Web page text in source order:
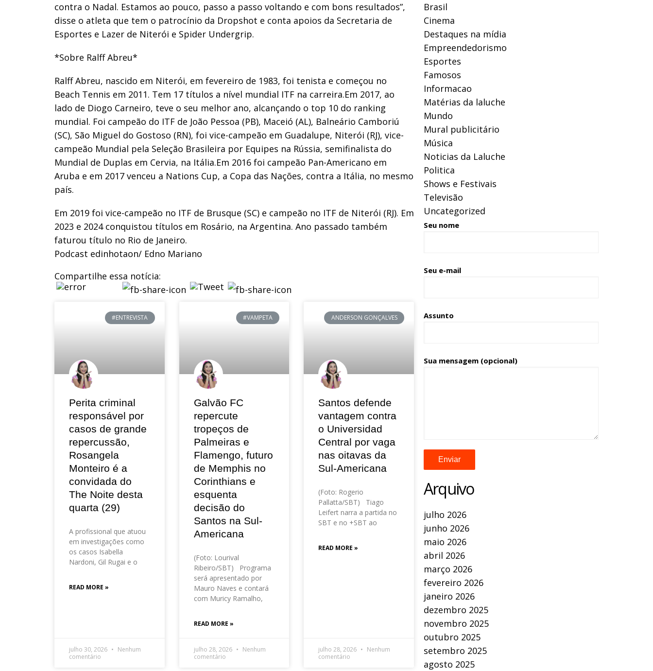
contra o Nadal. Estamos ao pouco, passo a passo voltando e com bons resultados”,
disse o atleta que tem o patrocínio da Dropshot e conta apoios da Secretaria de
Esportes e Lazer de Niterói e Spider Undergrip.
*Sobre Ralff Abreu*
Ralff Abreu, nascido em Niterói, em fevereiro de 1983, foi tenista e começou no
Beach Tennis em 2011. Tem 17 títulos a nível mundial ITF na carreira.Em 2017, ao
lado de Diogo Carneiro, teve o seu melhor ano, alcançando o top 10 do ranking
mundial. Foi campeão do ITF de João Pessoa (PB), Maceió (AL), Balneário Camboriú
(SC), São Miguel do Gostoso (RN), foi vice-campeão em Guadalupe, Niterói (RJ), vice-
campeão Mundial pela Seleção Brasileira por Equipes na Rússia, semifinalista do
Mundial de Duplas em Cervia, na Itália.Em 2016 foi campeão Pan-Americano em
Aruba e em 2017 venceu a Nations Cup, a Copa das Nações, contra a Itália, no mesmo
país.
Em 2019 foi vice-campeão no ITF de Brusque (SC) e campeão no ITF de Niterói (RJ). Em
2023 e 2024 conquistou títulos em Rosário, na Argentina. Ano passado também
faturou título no Rio de Janeiro.
Podcast edinhotaon/ Edno Mariano
Compartilhe essa notícia:
#ENTREVISTA
Perita criminal
responsável por
casos de grande
repercussão,
Rosangela
Monteiro é a
convidada do
The Noite desta
quarta (29)
A profissional que atuou
em investigações como
os casos Isabella
Nardoni, Gil Rugai e o
READ MORE »
julho 30, 2026
Nenhum
comentário
#VAMPETA
Galvão FC
repercute
tropeços de
Palmeiras e
Flamengo, futuro
de Memphis no
Corinthians e
esquenta
decisão do
Santos na Sul-
Americana
(Foto: Lourival
Ribeiro/SBT) Programa
será apresentado por
Mauro Naves e contará
com Muricy Ramalho,
READ MORE »
julho 28, 2026
Nenhum
comentário
ANDERSON GONÇALVES
Santos defende
vantagem contra
o Universidad
Central por vaga
nas oitavas da
Sul-Americana
(Foto: Rogerio
Pallatta/SBT) Tiago
Leifert narra a partida no
SBT e no +SBT ao
READ MORE »
julho 28, 2026
Nenhum
comentário
Brasil
Cinema
Destaques na mídia
Empreendedorismo
Esportes
Famosos
Informacao
Matérias da laluche
Mundo
Mural publicitário
Música
Noticias da Laluche
Politica
Shows e Festivais
Televisão
Uncategorized
Seu nome
Seu e-mail
Assunto
Sua mensagem (opcional)
Arquivo
julho 2026
junho 2026
maio 2026
abril 2026
março 2026
fevereiro 2026
janeiro 2026
dezembro 2025
novembro 2025
outubro 2025
setembro 2025
agosto 2025